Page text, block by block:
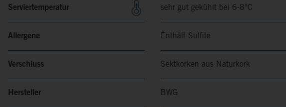
Serviertemperatur sehr gut gekühlt bei 6-8°C
Allergene Enthält Sulfite
Verschluss Sektkorken aus Naturkork
Hersteller BWG